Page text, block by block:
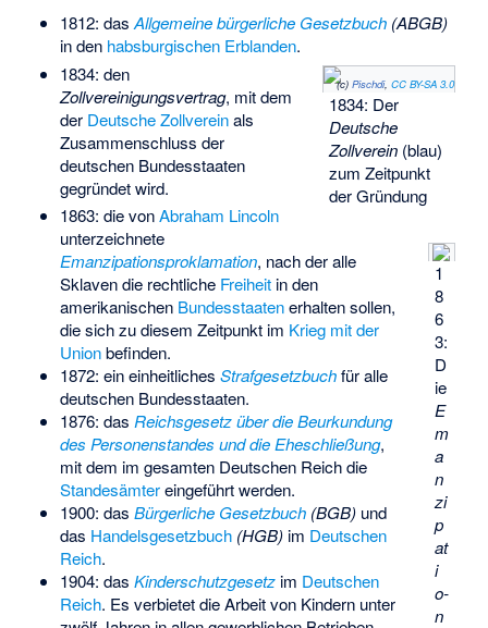
1812: dasAllgemeine bürgerliche Gesetzbuch (ABGB)
in den habsburgischen Erblanden.
(c) Pischdi, CC BY-SA 3.0
1834: Der
Deutsche
Zollverein(blau)
zum Zeitpunkt
der Gründung
1834: den
Zollvereinigungsvertrag, mit dem
der Deutsche Zollvereinals
Zusammenschluss der
deutschen Bundesstaaten
gegründet wird.
1
8
6
3:
D
ie
E
m
a
n
zi
p
at
i
o­
n
1863: die vonAbraham Lincoln
unterzeichnete
Emanzipationsproklamation, nach der alle
Sklaven die rechtliche Freiheitin den
amerikanischen Bundesstaatenerhalten sollen,
die sich zu diesem Zeitpunkt im Krieg mit der
Unionbefinden.
1872: ein einheitliches Strafgesetzbuchfür alle
deutschen Bundesstaaten.
1876: das Reichsgesetz über die Beurkundung
des Personenstandes und die Eheschließung,
mit dem im gesamten Deutschen Reich die
Standesämtereingeführt werden.
1900: das Bürgerliche Gesetzbuch (BGB)und
das Handelsgesetzbuch (HGB)im Deutschen
Reich.
1904: das Kinderschutzgesetzim Deutschen
Reich. Es verbietet die Arbeit von Kindern unter